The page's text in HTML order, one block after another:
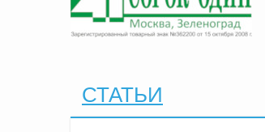
СТАТЬИ